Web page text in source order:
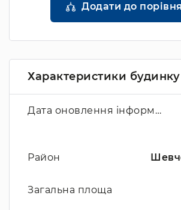
Додати до
Характеристики будинку
Дата оновлення інформації
Район
Загальна площа